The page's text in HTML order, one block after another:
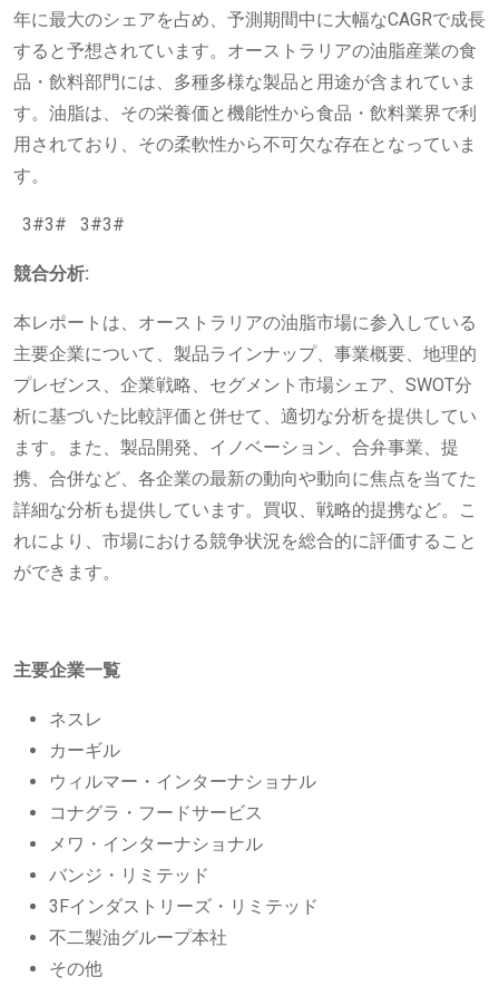
年に最大のシェアを占め、予測期間中に大幅なCAGRで成長
すると予想されています。オーストラリアの油脂産業の食
品・飲料部門には、多種多様な製品と用途が含まれていま
す。油脂は、その栄養価と機能性から食品・飲料業界で利
用されており、その柔軟性から不可欠な存在となっていま
す。
3#3# 3#3#
競合分析:
本レポートは、オーストラリアの油脂市場に参入している
主要企業について、製品ラインナップ、事業概要、地理的
プレゼンス、企業戦略、セグメント市場シェア、SWOT分
析に基づいた比較評価と併せて、適切な分析を提供してい
ます。また、製品開発、イノベーション、合弁事業、提
携、合併など、各企業の最新の動向や動向に焦点を当てた
詳細な分析も提供しています。買収、戦略的提携など。こ
れにより、市場における競争状況を総合的に評価すること
ができます。
主要企業一覧
ネスレ
カーギル
ウィルマー・インターナショナル
コナグラ・フードサービス
メワ・インターナショナル
バンジ・リミテッド
3Fインダストリーズ・リミテッド
不二製油グループ本社
その他